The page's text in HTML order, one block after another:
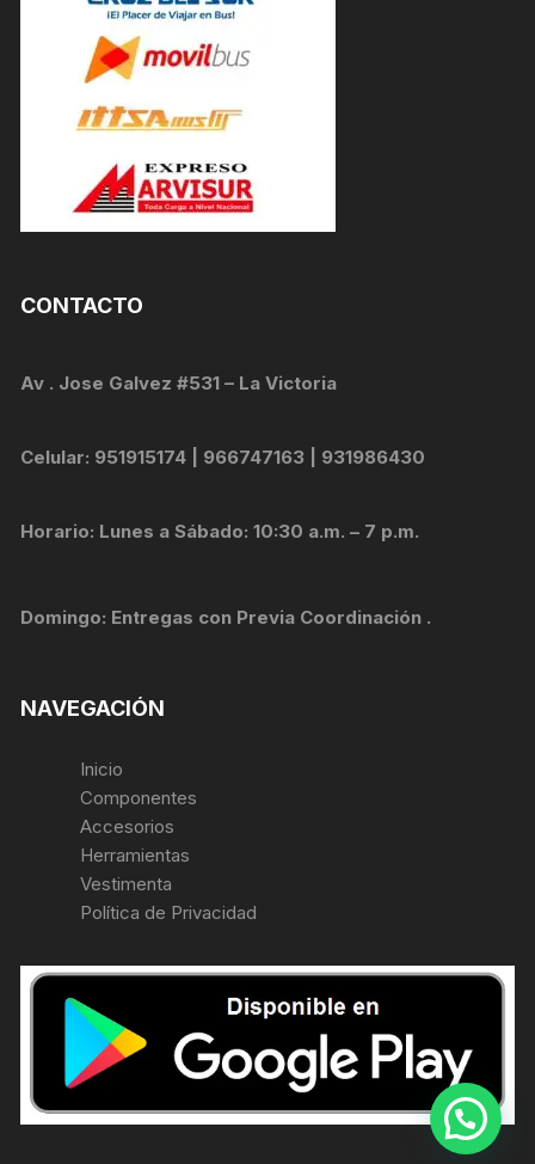
CONTACTO
Av . Jose Galvez #531 – La Victoria
Celular: 951915174 | 966747163 | 931986430
Horario: Lunes a Sábado: 10:30 a.m. – 7 p.m.
Domingo: Entregas con Previa Coordinación .
NAVEGACIÓN
Inicio
Componentes
Accesorios
Herramientas
Vestimenta
Política de Privacidad